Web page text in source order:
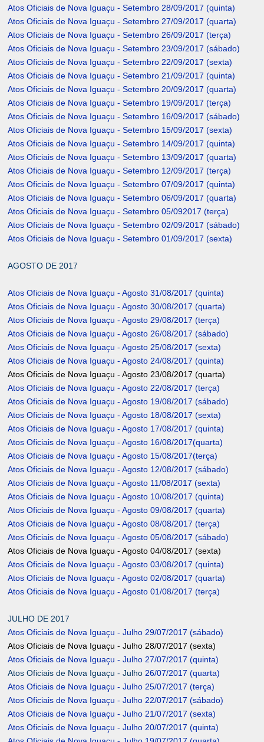
Atos Oficiais de Nova Iguaçu - Setembro 28/09/2017 (quinta)
Atos Oficiais de Nova Iguaçu - Setembro 27/09/2017 (quarta)
Atos Oficiais de Nova Iguaçu - Setembro 26/09/2017 (terça)
Atos Oficiais de Nova Iguaçu - Setembro 23/09/2017 (sábado)
Atos Oficiais de Nova Iguaçu - Setembro 22/09/2017 (sexta)
Atos Oficiais de Nova Iguaçu - Setembro 21/09/2017 (quinta)
Atos Oficiais de Nova Iguaçu - Setembro 20/09/2017 (quarta)
Atos Oficiais de Nova Iguaçu - Setembro 19/09/2017 (terça)
Atos Oficiais de Nova Iguaçu - Setembro 16/09/2017 (sábado)
Atos Oficiais de Nova Iguaçu - Setembro 15/09/2017 (sexta)
Atos Oficiais de Nova Iguaçu - Setembro 14/09/2017 (quinta)
Atos Oficiais de Nova Iguaçu - Setembro 13/09/2017 (quarta)
Atos Oficiais de Nova Iguaçu - Setembro 12/09/2017 (terça)
Atos Oficiais de Nova Iguaçu - Setembro 07/09/2017 (quinta)
Atos Oficiais de Nova Iguaçu - Setembro 06/09/2017 (quarta)
Atos Oficiais de Nova Iguaçu - Setembro 05/092017 (terça)
Atos Oficiais de Nova Iguaçu - Setembro 02/09/2017 (sábado)
Atos Oficiais de Nova Iguaçu - Setembro 01/09/2017 (sexta)
AGOSTO DE 2017
Atos Oficiais de Nova Iguaçu - Agosto 31/08/2017 (quinta)
Atos Oficiais de Nova Iguaçu - Agosto 30/08/2017 (quarta)
Atos Oficiais de Nova Iguaçu - Agosto 29/08/2017 (terça)
Atos Oficiais de Nova Iguaçu - Agosto 26/08/2017 (sábado)
Atos Oficiais de Nova Iguaçu - Agosto 25/08/2017 (sexta)
Atos Oficiais de Nova Iguaçu - Agosto 24/08/2017 (quinta)
Atos Oficiais de Nova Iguaçu - Agosto 23/08/2017 (quarta)
Atos Oficiais de Nova Iguaçu - Agosto 22/08/2017 (terça)
Atos Oficiais de Nova Iguaçu - Agosto 19/08/2017 (sábado)
Atos Oficiais de Nova Iguaçu - Agosto 18/08/2017 (sexta)
Atos Oficiais de Nova Iguaçu - Agosto 17/08/2017 (quinta)
Atos Oficiais de Nova Iguaçu - Agosto 16/08/2017(quarta)
Atos Oficiais de Nova Iguaçu - Agosto 15/08/2017(terça)
Atos Oficiais de Nova Iguaçu - Agosto 12/08/2017 (sábado)
Atos Oficiais de Nova Iguaçu - Agosto 11/08/2017 (sexta)
Atos Oficiais de Nova Iguaçu - Agosto 10/08/2017 (quinta)
Atos Oficiais de Nova Iguaçu - Agosto 09/08/2017 (quarta)
Atos Oficiais de Nova Iguaçu - Agosto 08/08/2017 (terça)
Atos Oficiais de Nova Iguaçu - Agosto 05/08/2017 (sábado)
Atos Oficiais de Nova Iguaçu - Agosto 04/08/2017 (sexta)
Atos Oficiais de Nova Iguaçu - Agosto 03/08/2017 (quinta)
Atos Oficiais de Nova Iguaçu - Agosto 02/08/2017 (quarta)
Atos Oficiais de Nova Iguaçu - Agosto 01/08/2017 (terça)
JULHO DE 2017
Atos Oficiais de Nova Iguaçu - Julho 29/07/2017 (sábado)
Atos Oficiais de Nova Iguaçu - Julho 28/07/2017 (sexta)
Atos Oficiais de Nova Iguaçu - Julho 27/07/2017 (quinta)
Atos Oficiais de Nova Iguaçu - Julho26/07/2017 (quarta)
Atos Oficiais de Nova Iguaçu - Julho 25/07/2017 (terça)
Atos Oficiais de Nova Iguaçu - Julho 22/07/2017 (sábado)
Atos Oficiais de Nova Iguaçu - Julho 21/07/2017 (sexta)
Atos Oficiais de Nova Iguaçu - Julho 20/07/2017 (quinta)